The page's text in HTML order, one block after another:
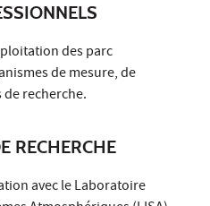
des parc
de mesure, de
recherche.
RECHERCHE
avec le Laboratoire